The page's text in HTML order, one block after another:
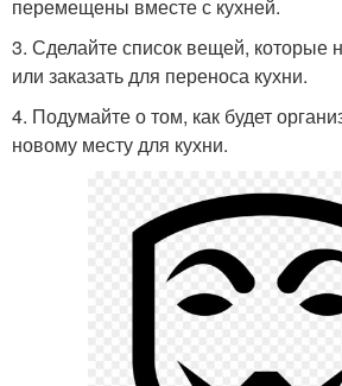
перемещены вместе с кухней.
3. Сделайте список вещей, которые
или заказать для переноса кухни.
4. Подумайте о том, как будет
новому месту для кухни.